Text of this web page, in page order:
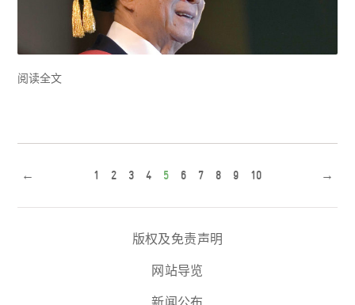
阅读全文
← 1 2 3 4 5 6 7 8 9 10 →
版权及免责声明
网站导览